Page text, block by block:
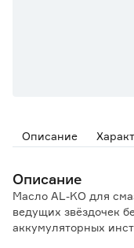
Описание
Описание
Масло AL-KO для
ведущих звёздочек
аккумуляторных